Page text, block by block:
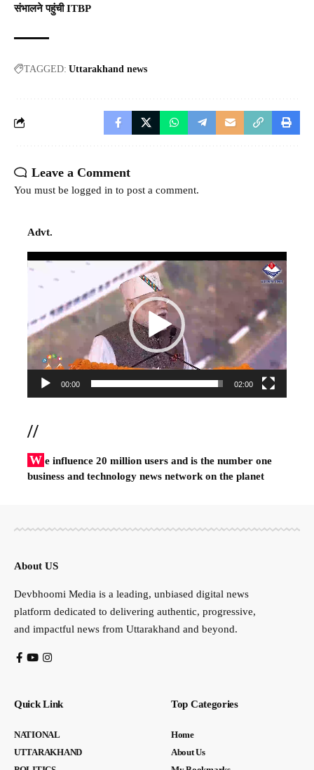
संभालने पहुंची ITBP
TAGGED: Uttarakhand news
Leave a Comment
You must be logged in to post a comment.
Advt.
Video
00:00 02:00
//
W e influence 20 million users and is the number one
business and technology news network on the planet
About US
Devbhoomi Media is a leading, unbiased digital news
platform dedicated to delivering authentic, progressive,
and impactful news from Uttarakhand and beyond.
Quick Link
NATIONAL
UTTARAKHAND
Top Categories
Home
About Us